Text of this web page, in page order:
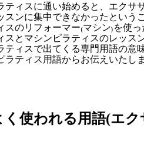
ティスに通い始めると、エク
スンに集中できなかったという
のリフォーマー₍マシン₎を使
スとマシンピラティスのレッス
ティスで出てくる専門用語の意
ラティス用語からお伝えいたしま
使われる用語(エ